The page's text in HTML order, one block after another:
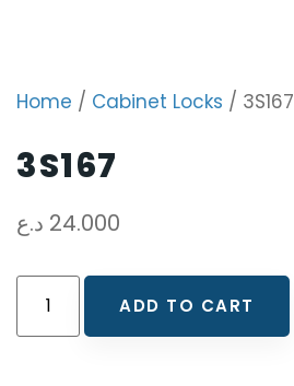
Home / Cabinet Locks / 3S167
3S167
24.000 د.ع
ADD TO CART